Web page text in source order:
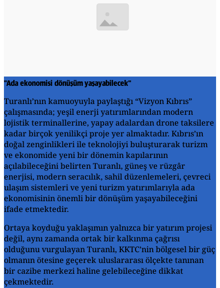
"Ada ekonomisi dönüşüm yaşayabilecek"
Turanlı’nın kamuoyuyla paylaştığı “Vizyon Kıbrıs”
çalışmasında; yeşil enerji yatırımlarından modern
lojistik terminallerine, yapay adalardan drone taksilere
kadar birçok yenilikçi proje yer almaktadır. Kıbrıs’ın
doğal zenginlikleri ile teknolojiyi buluşturarak turizm
ve ekonomide yeni bir dönemin kapılarının
açılabileceğini belirten Turanlı, güneş ve rüzgâr
enerjisi, modern seracılık, sahil düzenlemeleri, çevreci
ulaşım sistemleri ve yeni turizm yatırımlarıyla ada
ekonomisinin önemli bir dönüşüm yaşayabileceğini
ifade etmektedir.
Ortaya koyduğu yaklaşımın yalnızca bir yatırım projesi
değil, aynı zamanda ortak bir kalkınma çağrısı
olduğunu vurgulayan Turanlı, KKTC’nin bölgesel bir güç
olmanın ötesine geçerek uluslararası ölçekte tanınan
bir cazibe merkezi haline gelebileceğine dikkat
çekmektedir.